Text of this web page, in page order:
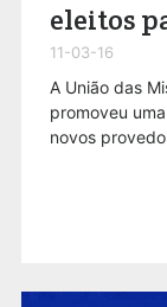
eleitos
11-03-16
A União das
promoveu
novos